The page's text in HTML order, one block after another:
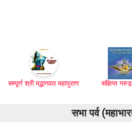
सम्पूर्ण श्री मद्भागवत महापुराण संक्षिप्त
सभा पर्व